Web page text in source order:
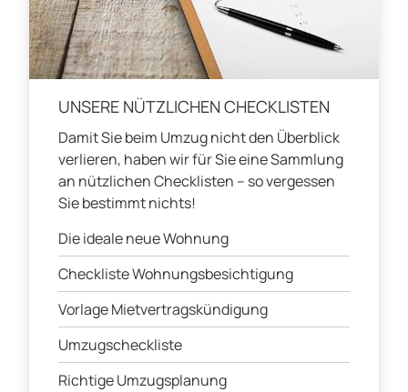
UNSERE NÜTZLICHEN CHECKLISTEN
Damit Sie beim Umzug nicht den Überblick
verlieren, haben wir für Sie eine Sammlung
an nützlichen Checklisten – so vergessen
Sie bestimmt nichts!
Die ideale neue Wohnung
Checkliste Wohnungsbesichtigung
Vorlage Mietvertragskündigung
Umzugscheckliste
Richtige Umzugsplanung